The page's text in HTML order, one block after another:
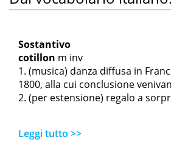
Sostantivo
cotillon m inv
(musica) danza diffusa in
1800, alla cui conclusione
(per estensione) regalo a
Leggi tutto >>